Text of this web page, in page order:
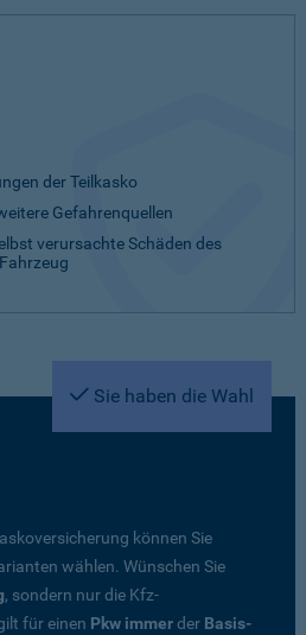
der Teilkasko
Gefahrenquellen
verursachte Schäden des
Sie haben die Wahl
können Sie
wählen. Wünschen Sie
, sondern nur die Kfz-
für einen Pkw immerder Basis-